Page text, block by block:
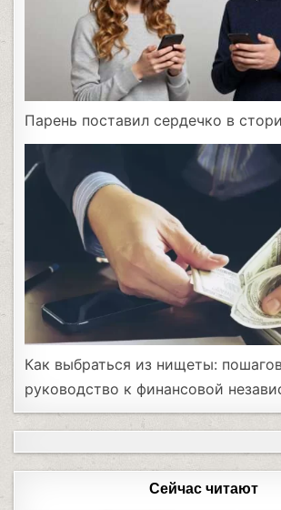
Парень поставил сердечко в
Как выбраться из нищеты:
руководство к финансовой
Сейчас читают